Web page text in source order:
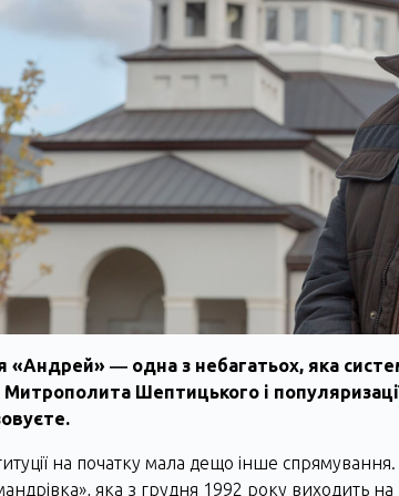
«Андрей» ― одна з небагатьох, яка
Шептицького і
на початку мала дещо інше
яка з грудня 1992 року виходить на